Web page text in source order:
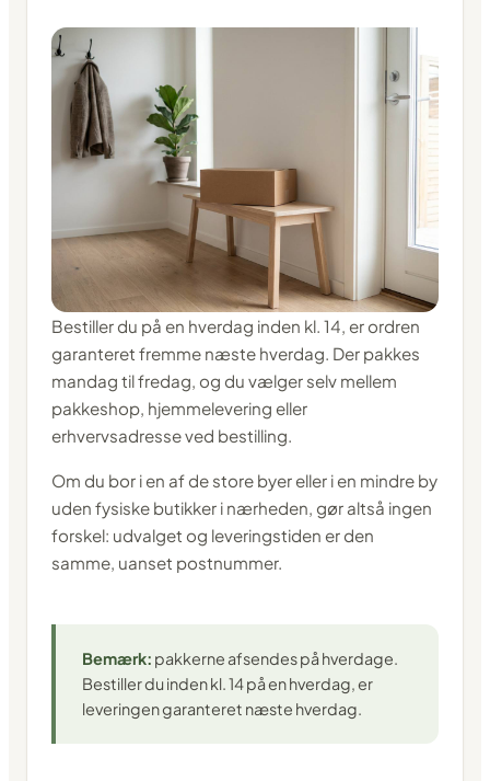
Bestiller du på en hverdag inden kl. 14, er ordren
garanteret fremme næste hverdag. Der pakkes
mandag til fredag, og du vælger selv mellem
pakkeshop, hjemmelevering eller
erhvervsadresse ved bestilling.
Om du bor i en af de store byer eller i en mindre by
uden fysiske butikker i nærheden, gør altså ingen
forskel: udvalget og leveringstiden er den
samme, uanset postnummer.
Bemærk: pakkerne afsendes på hverdage.
Bestiller du inden kl. 14 på en hverdag, er
leveringen garanteret næste hverdag.